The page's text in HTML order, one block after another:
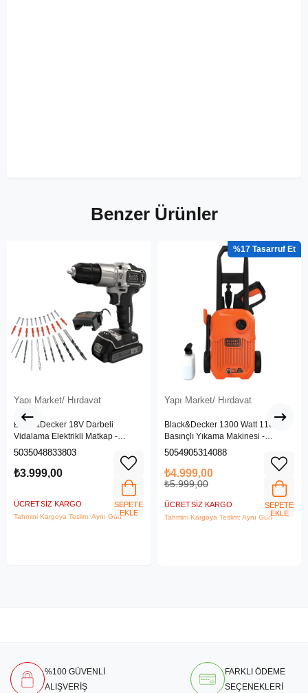
Benzer Ürünler
Yapı Market/ Hırdavat
Black&Decker 18V Darbeli
Vidalama Elektrikli Matkap -
BDCHD18SC1K-QW
5035048833803
₺3.999,00
ÜCRETSIZ KARGO
Tahmini Kargoya Teslim: Aynı Gün
SEPETE
EKLE
Yapı Market/ Hırdavat
Black&Decker 1300 Watt 110 Bar
Basınçlı Yıkama Makinesi -
(BEPW1300L-QS)
5054905314088
₺4.999,00
₺5.999,00
ÜCRETSIZ KARGO
Tahmini Kargoya Teslim: Aynı Gün
%17
SEPETE
EKLE
%100 GÜVENLİ
ALIŞVERİŞ
FARKLI ÖDEME
SEÇENEKLERİ